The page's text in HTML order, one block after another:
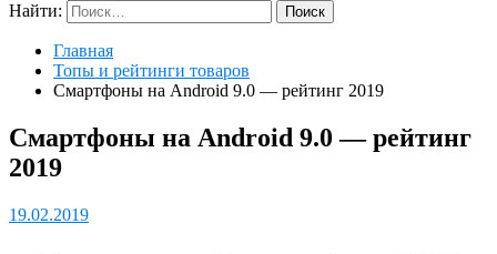
Найти:
Главная
Топы и рейтинги товаров
Смартфоны на Android 9.0 — рейтинг 2019
Смартфоны на Android 9.0 — рейтинг
2019
19.02.2019